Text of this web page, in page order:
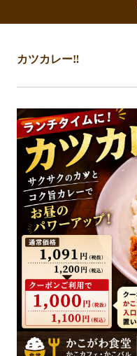
カツカレー‼️